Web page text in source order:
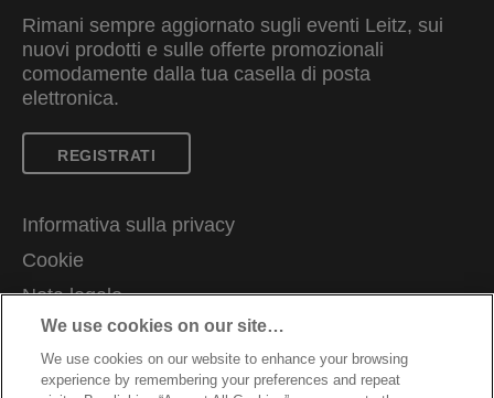
Rimani sempre aggiornato sugli eventi Leitz, sui
nuovi prodotti e sulle offerte promozionali
comodamente dalla tua casella di posta
elettronica.
REGISTRATI
Informativa sulla privacy
Cookie
Nota legale
Imprint
Ti serve assistenza?
We use cookies on our site…
We use cookies on our website to enhance your browsing
experience by remembering your preferences and repeat